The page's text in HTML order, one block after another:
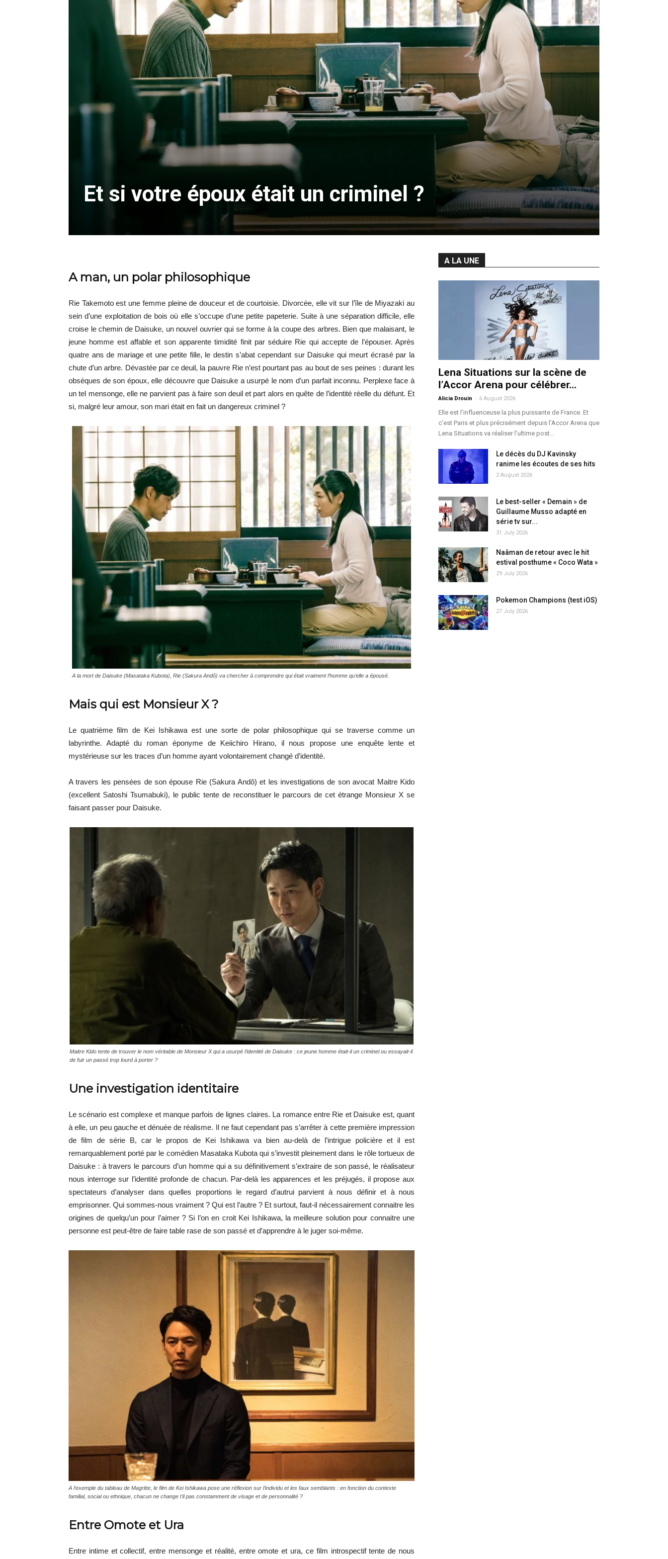
Et si votre époux était un criminel ?
A man, un polar philosophique
Rie Takemoto est une femme pleine de douceur et de courtoisie. Divorcée, elle vit sur l’île de Miyazaki au
sein d’une exploitation de bois où elle s’occupe d’une petite papeterie. Suite à une séparation difficile, elle
croise le chemin de Daisuke, un nouvel ouvrier qui se forme à la coupe des arbres. Bien que malaisant, le
jeune homme est affable et son apparente timidité finit par séduire Rie qui accepte de l’épouser. Après
quatre ans de mariage et une petite fille, le destin s’abat cependant sur Daisuke qui meurt écrasé par la
chute d’un arbre. Dévastée par ce deuil, la pauvre Rie n’est pourtant pas au bout de ses peines : durant les
obsèques de son époux, elle découvre que Daisuke a usurpé le nom d’un parfait inconnu. Perplexe face à
un tel mensonge, elle ne parvient pas à faire son deuil et part alors en quête de l’identité réelle du défunt. Et
si, malgré leur amour, son mari était en fait un dangereux criminel ?
A la mort de Daisuke (Masataka Kubota), Rie (Sakura Andô) va chercher à comprendre qui était vraiment l’homme qu’elle a épousé.
Mais qui est Monsieur X ?
Le quatrième film de Kei Ishikawa est une sorte de polar philosophique qui se traverse comme un
labyrinthe. Adapté du roman éponyme de Keiichiro Hirano, il nous propose une enquête lente et
mystérieuse sur les traces d’un homme ayant volontairement changé d’identité.
A travers les pensées de son épouse Rie (Sakura Andô) et les investigations de son avocat Maitre Kido
(excellent Satoshi Tsumabuki), le public tente de reconstituer le parcours de cet étrange Monsieur X se
faisant passer pour Daisuke.
Maitre Kido tente de trouver le nom véritable de Monsieur X qui a usurpé l’identité de Daisuke : ce jeune homme était-il un criminel ou essayait-il
de fuir un passé trop lourd à porter ?
Une investigation identitaire
Le scénario est complexe et manque parfois de lignes claires. La romance entre Rie et Daisuke est, quant
à elle, un peu gauche et dénuée de réalisme. Il ne faut cependant pas s’arrêter à cette première impression
de film de série B, car le propos de Kei Ishikawa va bien au-delà de l’intrigue policière et il est
remarquablement porté par le comédien Masataka Kubota qui s’investit pleinement dans le rôle tortueux de
Daisuke : à travers le parcours d’un homme qui a su définitivement s’extraire de son passé, le réalisateur
nous interroge sur l’identité profonde de chacun. Par-delà les apparences et les préjugés, il propose aux
spectateurs d’analyser dans quelles proportions le regard d’autrui parvient à nous définir et à nous
emprisonner. Qui sommes-nous vraiment ? Qui est l’autre ? Et surtout, faut-il nécessairement connaitre les
origines de quelqu’un pour l’aimer ? Si l’on en croit Kei Ishikawa, la meilleure solution pour connaitre une
personne est peut-être de faire table rase de son passé et d’apprendre à le juger soi-même.
A l’exemple du tableau de Magritte, le film de Kei Ishikawa pose une réflexion sur l’individu et les faux semblants : en fonction du contexte
familial, social ou ethnique, chacun ne change t’il pas constamment de visage et de personnalité ?
Entre Omote et Ura
Entre intime et collectif, entre mensonge et réalité, entre omote et ura, ce film introspectif tente de nous
A LA UNE
Lena Situations sur la scène de
l’Accor Arena pour célébrer...
Alicia Drouin - 6 August 2026
Elle est l’influenceuse la plus puissante de France. Et
c’est Paris et plus précisément depuis l’Accor Arena que
Lena Situations va réaliser l’ultime post...
Le décès du DJ Kavinsky
ranime les écoutes de ses hits
2 August 2026
Le best-seller « Demain » de
Guillaume Musso adapté en
série tv sur...
31 July 2026
Naâman de retour avec le hit
estival posthume « Coco Wata »
29 July 2026
Pokemon Champions (test iOS)
27 July 2026